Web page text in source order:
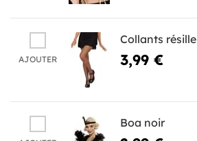
AJOUTER
Collants résille
3,99 €
Boa noir